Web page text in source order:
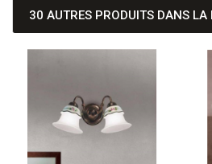
30 AUTRES PRODUITS DANS LA